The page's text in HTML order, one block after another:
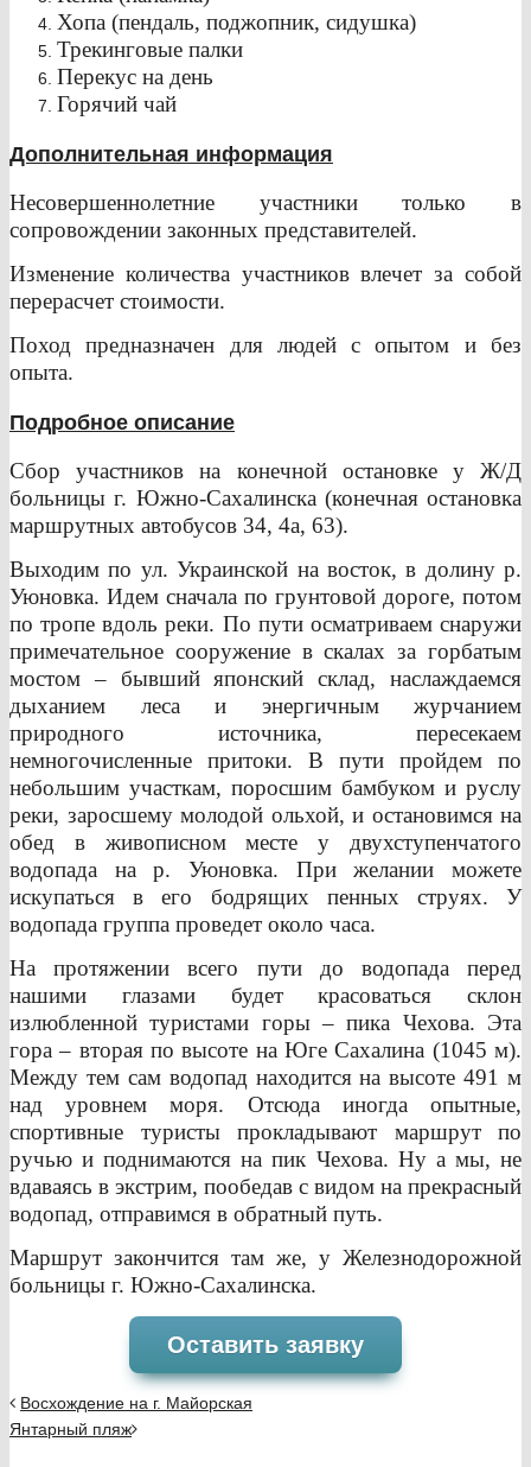
Хопа (пендаль, поджопник, сидушка)
Трекинговые палки
Перекус на день
Горячий чай
Дополнительная информация
Несовершеннолетние участники только в
сопровождении законных представителей.
Изменение количества участников влечет за собой
перерасчет стоимости.
Поход предназначен для людей с опытом и без
опыта.
Подробное описание
Сбор участников на конечной остановке у Ж/Д
больницы г. Южно-Сахалинска (конечная остановка
маршрутных автобусов 34, 4а, 63).
Выходим по ул. Украинской на восток, в долину р.
Уюновка. Идем сначала по грунтовой дороге, потом
по тропе вдоль реки. По пути осматриваем снаружи
примечательное сооружение в скалах за горбатым
мостом – бывший японский склад, наслаждаемся
дыханием леса и энергичным журчанием
природного источника, пересекаем
немногочисленные притоки. В пути пройдем по
небольшим участкам, поросшим бамбуком и руслу
реки, заросшему молодой ольхой, и остановимся на
обед в живописном месте у двухступенчатого
водопада на р. Уюновка. При желании можете
искупаться в его бодрящих пенных струях. У
водопада группа проведет около часа.
На протяжении всего пути до водопада перед
нашими глазами будет красоваться склон
излюбленной туристами горы – пика Чехова. Эта
гора – вторая по высоте на Юге Сахалина (1045 м).
Между тем сам водопад находится на высоте 491 м
над уровнем моря. Отсюда иногда опытные,
спортивные туристы прокладывают маршрут по
ручью и поднимаются на пик Чехова. Ну а мы, не
вдаваясь в экстрим, пообедав с видом на прекрасный
водопад, отправимся в обратный путь.
Маршрут закончится там же, у Железнодорожной
больницы г. Южно-Сахалинска.
Оставить заявку
Восхождение на г. Майорская
​Янтарный пляж